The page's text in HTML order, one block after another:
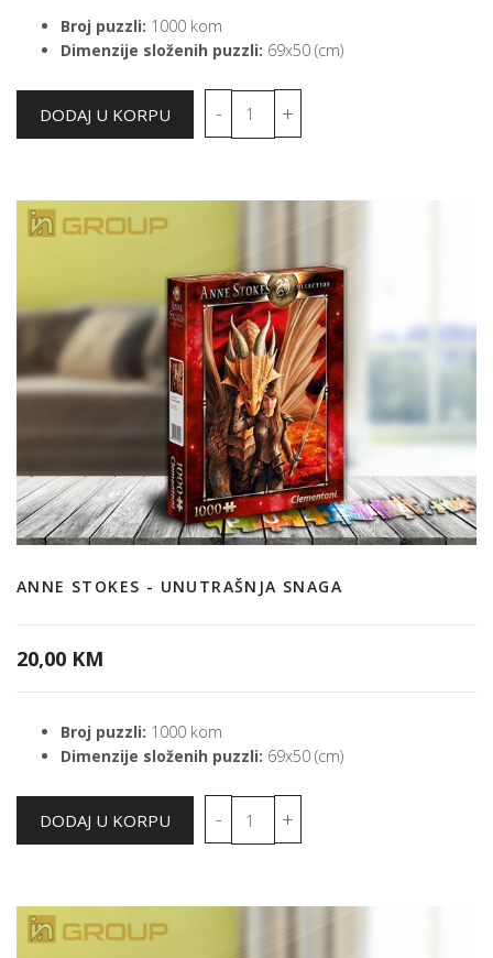
Broj puzzli: 1000 kom
Dimenzije složenih puzzli: 69x50 (cm)
ANNE STOKES - UNUTRAŠNJA SNAGA
20,00 KM
Broj puzzli: 1000 kom
Dimenzije složenih puzzli: 69x50 (cm)